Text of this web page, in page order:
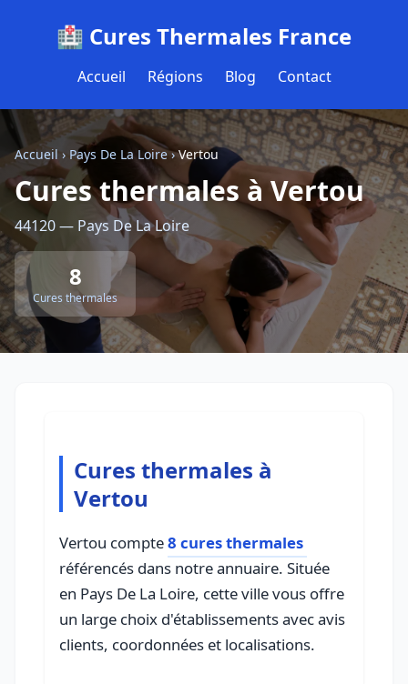
🏥 Cures Thermales France
Accueil Régions Blog Contact
Accueil› Pays De La Loire›Vertou
Cures thermales à Vertou
44120 — Pays De La Loire
8
Cures thermales
Cures thermales à
Vertou
Vertou compte8 cures thermales
référencés dans notre annuaire. Située
en Pays De La Loire, cette ville vous offre
un large choix d'établissements avec avis
clients, coordonnées et localisations.